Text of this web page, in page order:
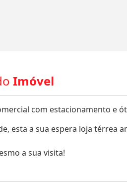
Imóvel
com estacionamento e
esta a sua espera loja térrea
a sua visita!